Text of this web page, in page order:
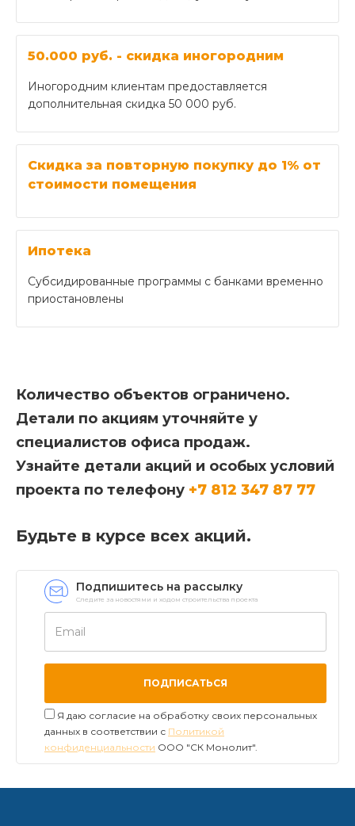
50.000 руб. - скидка иногородним
Иногородним клиентам предоставляется
дополнительная скидка 50 000 руб.
Скидка за повторную покупку до 1% от
стоимости помещения
Ипотека
Субсидированные программы с банками временно
приостановлены
Количество объектов ограничено.
Детали по акциям уточняйте у
специалистов офиса продаж.
Узнайте детали акций и особых условий
проекта по телефону +7 812 347 87 77
Будьте в курсе всех акций.
Подпишитесь на рассылку
Следите за новостями и ходом строительства проекта
Я даю согласие на обработку своих персональных
данных в соответствии с Политикой
конфиденциальности ООО "СК Монолит".